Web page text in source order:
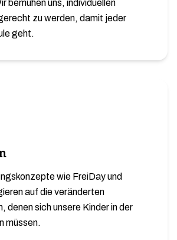
bemühen uns, individuellen
zu werden, damit jeder
geht.
wie FreiDay und
auf die veränderten
denen sich unsere Kinder in der
müssen.